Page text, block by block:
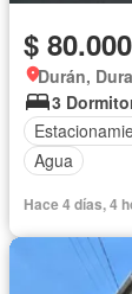
$ 80.000
Durán,
3
Agua
Hace 4 días, 4